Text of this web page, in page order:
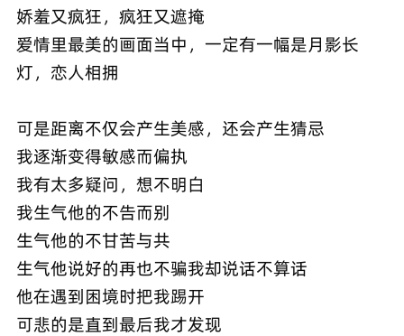
娇羞又疯狂，疯狂又遮掩
爱情里最美的画面当中，一定有一幅是月影长
灯，恋人相拥
可是距离不仅会产生美感，还会产生猜忌
我逐渐变得敏感而偏执
我有太多疑问，想不明白
我生气他的不告而别
生气他的不甘苦与共
生气他说好的再也不骗我却说话不算话
他在遇到困境时把我踢开
可悲的是直到最后我才发现